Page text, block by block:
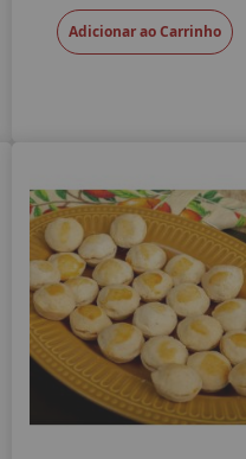
Adicionar ao Carrinho